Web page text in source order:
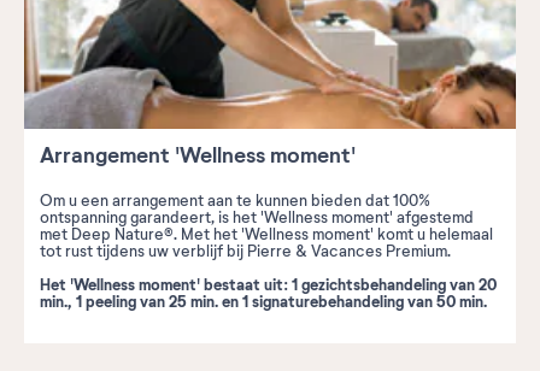
Arrangement 'Wellness moment'
Om u een arrangement aan te kunnen bieden dat 100%
ontspanning garandeert, is het 'Wellness moment' afgestemd
met Deep Nature®. Met het 'Wellness moment' komt u helemaal
tot rust tijdens uw verblijf bij Pierre & Vacances Premium.
Het 'Wellness moment' bestaat uit: 1 gezichtsbehandeling van 20
min., 1 peeling van 25 min. en 1 signaturebehandeling van 50 min.